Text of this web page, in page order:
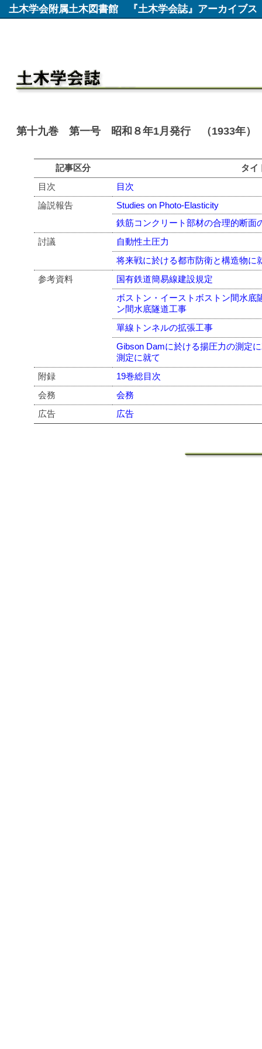
土木学会附属土木図書館 『土木学会誌』アーカイブス
第十九巻 第一号 昭和８年1月発行 （1933年）
記事区分
タイ
目次
目次
論説報告
Studies on Photo-Elasticity
鉄筋コンクリート部材の合理的断面
討議
自動性土圧力
将来戦に於ける都市防衛と構造物に
参考資料
国有鉄道簡易線建設規定
ボストン・イーストボストン間水底
ン間水底隧道工事
單線トンネルの拡張工事
Gibson Damに於ける揚圧力の測定
測定に就て
附録
19巻総目次
会務
会務
広告
広告